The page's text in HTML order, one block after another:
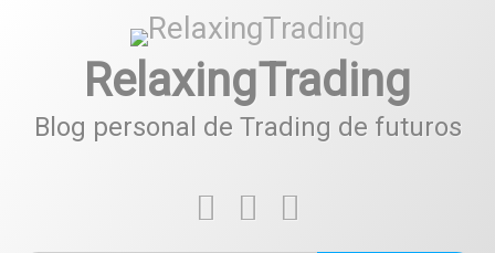
RelaxingTrading
Blog personal de Trading de futuros
FacebookInstagram